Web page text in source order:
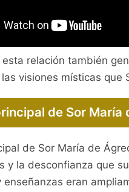
relación también
visiones místicas que
de Sor
de Sor María de
y la desconfianza que
enseñanzas eran